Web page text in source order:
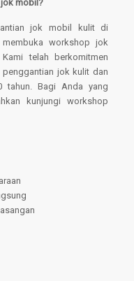
jok mobil?
jok mobil kulit di
workshop jok
telah berkomitmen
jok kulit dan
tahun. Bagi Anda yang
kunjungi workshop